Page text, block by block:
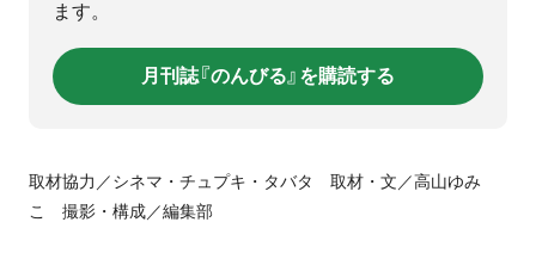
ます。
月刊誌『のんびる』を購読する
取材協力／シネマ・チュプキ・タバタ 取材・文／高山ゆみ
こ 撮影・構成／編集部